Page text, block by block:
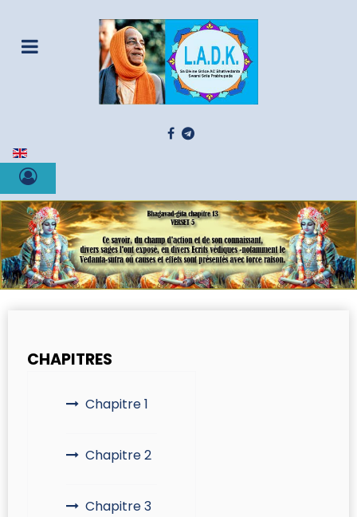
Sélectionnez votre langue
CHAPITRES
Chapitre 1
Chapitre 2
Chapitre 3